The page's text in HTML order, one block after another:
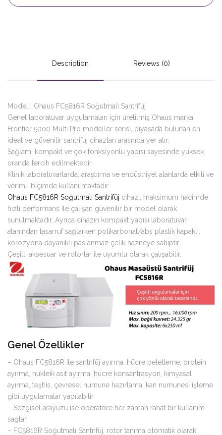
Description Reviews (0)
Model : Ohaus FC5816R Soğutmalı Santrifüj
Genel laboratuvar uygulamaları için üretilmiş Ohaus marka
Frontier 5000 Multi Pro modeller serisi, piyasada bulunan en
ideal ve güvenilir santrifüj cihazları arasında yer alır.
Sağlam, kompakt ve çok fonksiyonlu yapısı sayesinde yüksek
oranda tercih edilmektedir.
Klinik laboratuvarlarda, araştırma ve endüstriyel alanlarda etkili ve
verimli biçimde kullanılmaktadır.
Ohaus FC5816R Soğutmalı Santrifüj cihazı, maksimum hacimde
hızlı performans ile çalışan güvenilir bir model olarak
sunulmaktadır. Ayrıca cihazın kompakt yapısı laboratuvar
alanından tasarruf sağlarken polikarbonat/abs plastik kapaklı,
korozyona dayanıklı paslanmaz çelik hazneye sahiptir.
Çeşitli aksesuar ve rotorlar ile uyumlu olarak çalışabilir.
Genel Özellikler
– Ohaus FC5816R ile santrifüj ayırma, hücre peletleme, protein
ayırma, nükleik asit ayırma, hücre konsantrasyon, kimyasal
ayırma, teşhis, çevresel numune hazırlama, kan numunesi işleme
gibi uygulamalar yapılabilir.
– Sezgisel arayüzü ise operatöre her zaman rahat bir kullanım
sağlar.
– FC5816R Soğutmalı Santrifüj, rotor tanıma otomatik olarak